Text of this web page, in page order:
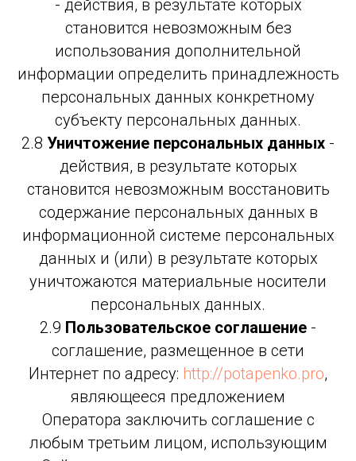
- действия, в результате которых
становится невозможным без
использования дополнительной
информации определить принадлежность
персональных данных конкретному
субъекту персональных данных.
2.8 Уничтожение персональных данных -
действия, в результате которых
становится невозможным восстановить
содержание персональных данных в
информационной системе персональных
данных и (или) в результате которых
уничтожаются материальные носители
персональных данных.
2.9 Пользовательское соглашение -
соглашение, размещенное в сети
Интернет по адресу: http://potapenko.pro,
являющееся предложением
Оператора заключить соглашение с
любым третьим лицом, использующим